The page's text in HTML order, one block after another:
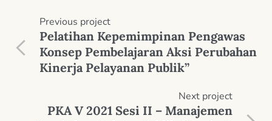
Previous project
Pelatihan Kepemimpinan Pengawas
Konsep Pembelajaran Aksi Perubahan
Kinerja Pelayanan Publik”
Next project
PKA V 2021 Sesi II – Manajemen